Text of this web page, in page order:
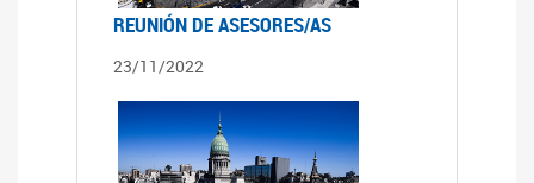
REUNIÓN DE ASESORES/AS
23/11/2022